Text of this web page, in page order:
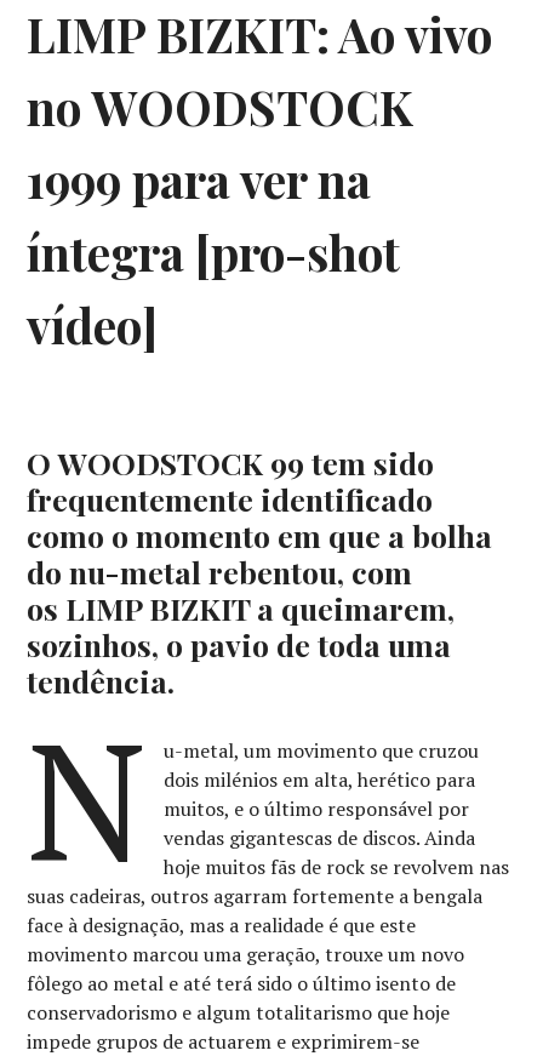
LIMP BIZKIT: Ao vivo
no WOODSTOCK
1999 para ver na
íntegra [pro-shot
vídeo]
O WOODSTOCK 99 tem sido
frequentemente identificado
como o momento em que a bolha
do nu-metal rebentou, com
os LIMP BIZKIT a queimarem,
sozinhos, o pavio de toda uma
tendência.
N
u-metal, um movimento que cruzou
dois milénios em alta, herético para
muitos, e o último responsável por
vendas gigantescas de discos. Ainda
hoje muitos fãs de rock se revolvem nas
suas cadeiras, outros agarram fortemente a bengala
face à designação, mas a realidade é que este
movimento marcou uma geração, trouxe um novo
fôlego ao metal e até terá sido o último isento de
conservadorismo e algum totalitarismo que hoje
impede grupos de actuarem e exprimirem-se